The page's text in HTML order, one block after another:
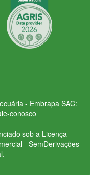
- Embrapa SAC:
conosco
sob a Licença
- SemDerivações